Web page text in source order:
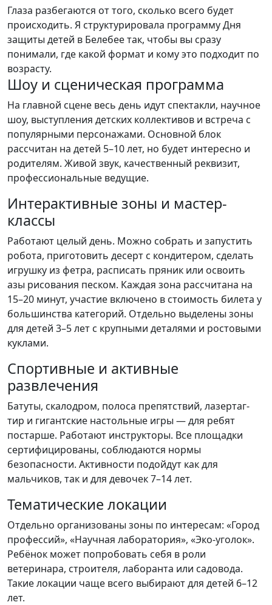
Глаза разбегаются от того, сколько всего будет
происходить. Я структурировала программу Дня
защиты детей в Белебее так, чтобы вы сразу
понимали, где какой формат и кому это подходит по
возрасту.
Шоу и сценическая программа
На главной сцене весь день идут спектакли, научное
шоу, выступления детских коллективов и встреча с
популярными персонажами. Основной блок
рассчитан на детей 5–10 лет, но будет интересно и
родителям. Живой звук, качественный реквизит,
профессиональные ведущие.
Интерактивные зоны и мастер-
классы
Работают целый день. Можно собрать и запустить
робота, приготовить десерт с кондитером, сделать
игрушку из фетра, расписать пряник или освоить
азы рисования песком. Каждая зона рассчитана на
15–20 минут, участие включено в стоимость билета у
большинства категорий. Отдельно выделены зоны
для детей 3–5 лет с крупными деталями и ростовыми
куклами.
Спортивные и активные
развлечения
Батуты, скалодром, полоса препятствий, лазертаг-
тир и гигантские настольные игры — для ребят
постарше. Работают инструкторы. Все площадки
сертифицированы, соблюдаются нормы
безопасности. Активности подойдут как для
мальчиков, так и для девочек 7–14 лет.
Тематические локации
Отдельно организованы зоны по интересам: «Город
профессий», «Научная лаборатория», «Эко-уголок».
Ребёнок может попробовать себя в роли
ветеринара, строителя, лаборанта или садовода.
Такие локации чаще всего выбирают для детей 6–12
лет.